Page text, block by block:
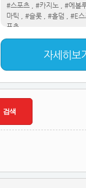
#스포츠 #카지노
#에볼
마틱
#슬롯 #홀덤
#E
포츠
자세히보